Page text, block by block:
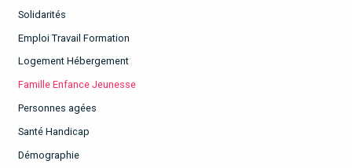
Solidarités
Emploi Travail Formation
Logement Hébergement
Famille Enfance Jeunesse
Personnes agées
Santé Handicap
Démographie